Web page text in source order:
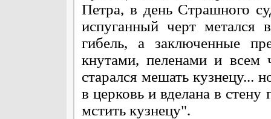
Петра, в день Страшного
испуганный черт метался
гибель, а заключенные
кнутами, пеленами и всем
старался мешать кузнецу...
в церковь и вделана в
мстить кузнецу".